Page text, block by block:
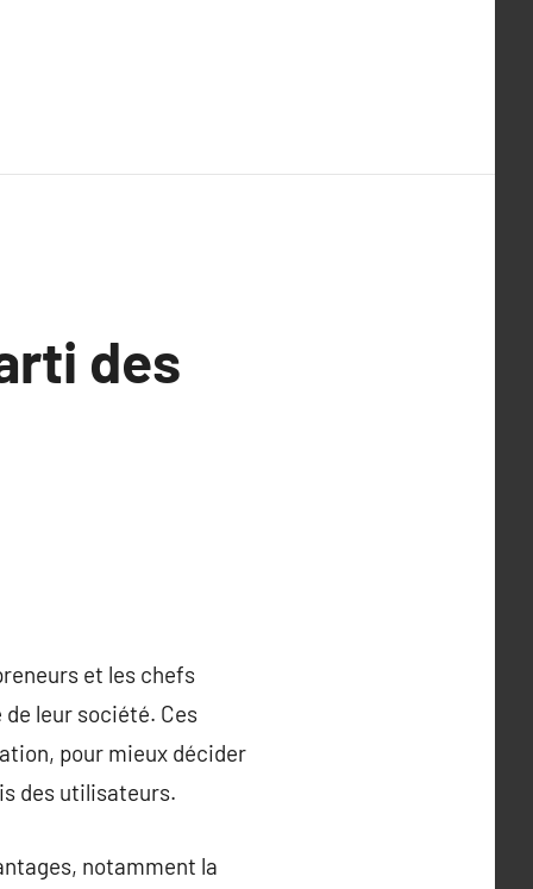
des
et les chefs
leur société. Ces
pour mieux décider
des utilisateurs.
notamment la